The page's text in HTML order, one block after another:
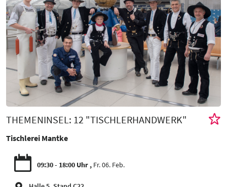
THEMENINSEL: 12 "TISCHLERHANDWERK"
Tischlerei Mantke
09:30 - 18:00 Uhr Fr. 06. Feb.